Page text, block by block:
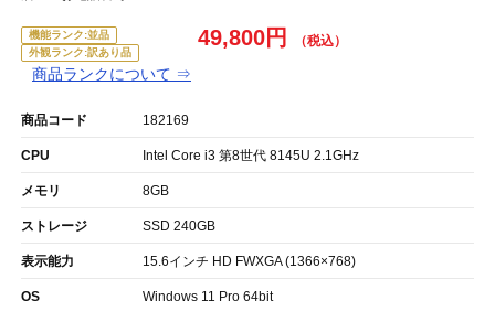
機能ランク:並品
外観ランク:訳あり品
商品ランクについて ⇒
49,800円
商品コード 182169
CPU Intel Core i3 第8世代 8145U 2.1GHz
メモリ 8GB
ストレージ SSD 240GB
表示能力 15.6インチ HD FWXGA (1366×768)
OS Windows 11 Pro 64bit